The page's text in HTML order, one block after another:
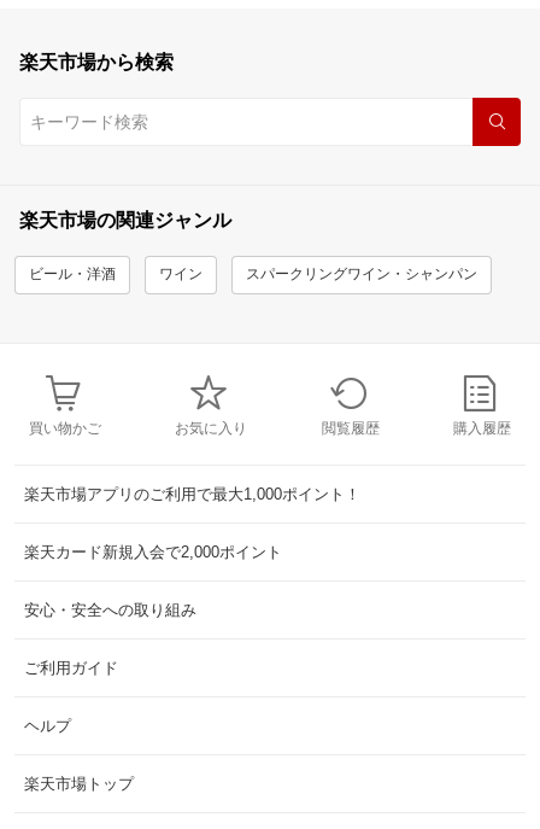
楽天市場から検索
楽天市場の関連ジャンル
ビール・洋酒 ワイン スパークリングワイン・シャンパン
買い物かご お気に入り 閲覧履歴 購入履歴
楽天市場アプリのご利用で最大1,000ポイント！
楽天カード新規入会で2,000ポイント
安心・安全への取り組み
ご利用ガイド
ヘルプ
楽天市場トップ